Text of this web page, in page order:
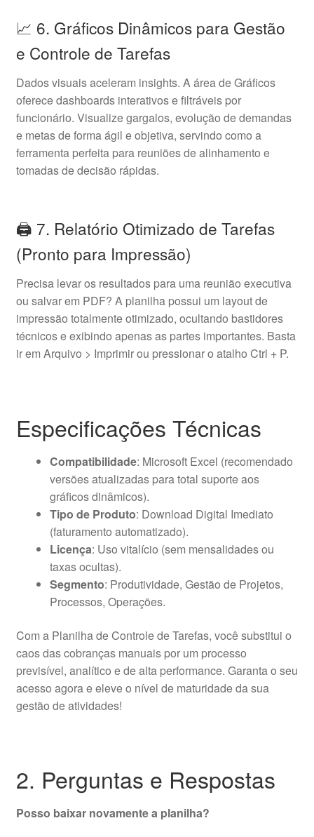
📈 6. Gráficos Dinâmicos para Gestão
e Controle de Tarefas
Dados visuais aceleram insights. A área de Gráficos
oferece dashboards interativos e filtráveis por
funcionário. Visualize gargalos, evolução de demandas
e metas de forma ágil e objetiva, servindo como a
ferramenta perfeita para reuniões de alinhamento e
tomadas de decisão rápidas.
🖨️ 7. Relatório Otimizado de Tarefas
(Pronto para Impressão)
Precisa levar os resultados para uma reunião executiva
ou salvar em PDF? A planilha possui um layout de
impressão totalmente otimizado, ocultando bastidores
técnicos e exibindo apenas as partes importantes. Basta
ir em Arquivo > Imprimir ou pressionar o atalho Ctrl + P.
Especificações Técnicas
Compatibilidade: Microsoft Excel (recomendado
versões atualizadas para total suporte aos
gráficos dinâmicos).
Tipo de Produto: Download Digital Imediato
(faturamento automatizado).
Licença: Uso vitalício (sem mensalidades ou
taxas ocultas).
Segmento: Produtividade, Gestão de Projetos,
Processos, Operações.
Com a Planilha de Controle de Tarefas, você substitui o
caos das cobranças manuais por um processo
previsível, analítico e de alta performance. Garanta o seu
acesso agora e eleve o nível de maturidade da sua
gestão de atividades!
2. Perguntas e Respostas
Posso baixar novamente a planilha?